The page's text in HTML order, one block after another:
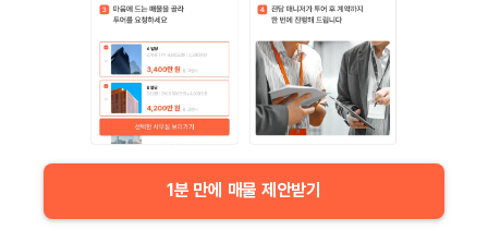
1분 만에 매물 제안받기